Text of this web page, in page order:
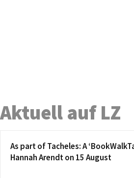
Aktuell auf LZ
As part of Tacheles: A
Hannah Arendt on 15 August